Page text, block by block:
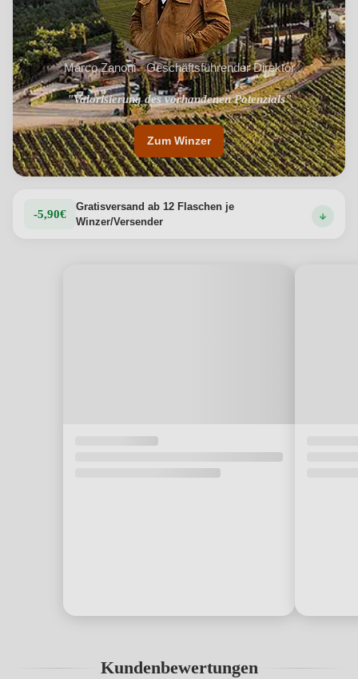
Marco Zanoni · Geschäftsführender Direktor
"Valorisierung des vorhandenen Potenzials"
"Bio und Equalitas Zertifizierung"
Zum Winzer
-5,90€
Gratisversand ab 12 Flaschen je
Winzer/Versender
Kundenbewertungen